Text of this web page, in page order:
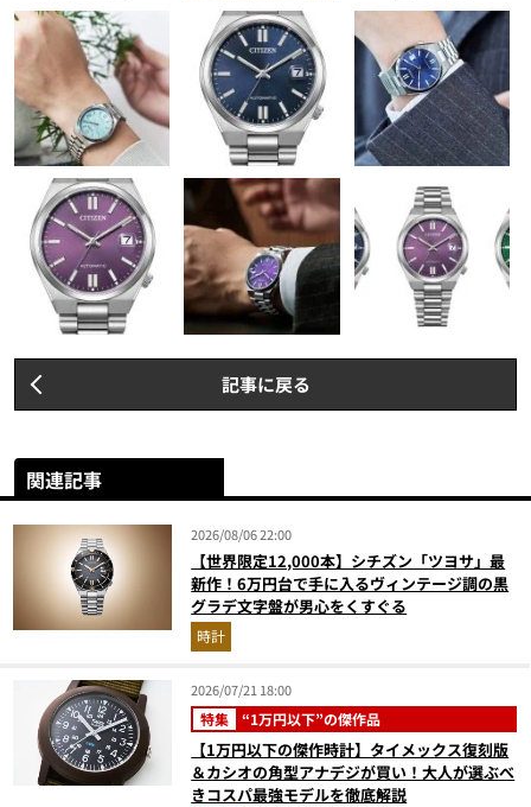
記事に戻る
関連記事
2026/08/06 22:00
【世界限定12,000本】シチズン「ツヨサ」最
新作！6万円台で手に入るヴィンテージ調の黒
グラデ文字盤が男心をくすぐる
時計
2026/07/21 18:00
特集 “1万円以下”の傑作品
【1万円以下の傑作時計】タイメックス復刻版
＆カシオの角型アナデジが買い！大人が選ぶべ
きコスパ最強モデルを徹底解説